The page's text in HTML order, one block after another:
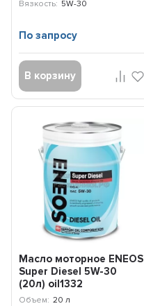
Вязкость: 5W-30
По запросу
В корзину
Масло моторное ENEOS
Super Diesel 5W-30
(20л) oil1332
Объем: 20 л